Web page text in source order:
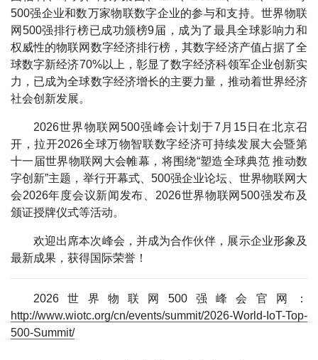
500强企业和数万家物联数字企业的参与和支持。世界物联
网500强排行榜已成功颁榜9届，成为了最具全球影响力和
权威性的物联网数字经济排行榜，其数字经济产值占据了全
球数字新经济70%以上，彰显了数字经济科领军企业创新实
力，已成为全球数字经济增长的主要力量，推动着世界经济
社会创新发展。
2026世界物联网500强峰会计划于7月15日在北京召
开，拉开2026全球万物智联数字经济可持续发展大会暨第
十一届世界物联网大会帷幕，将围绕“塑造全球典范 推动数
字创新”主题，举行开幕式、500强企业论坛、世界物联网大
会2026年度会议新闻发布、2026世界物联网500强发布及
颁证授牌仪式等活动。
欢迎出席本次峰会，并成为合作伙伴，展示企业形象及
最新成果，获得国际荣誉！
2026世界物联网500强峰会官网：
http://www.wiotc.org/cn/events/summit/2026-World-IoT-Top-
500-Summit/